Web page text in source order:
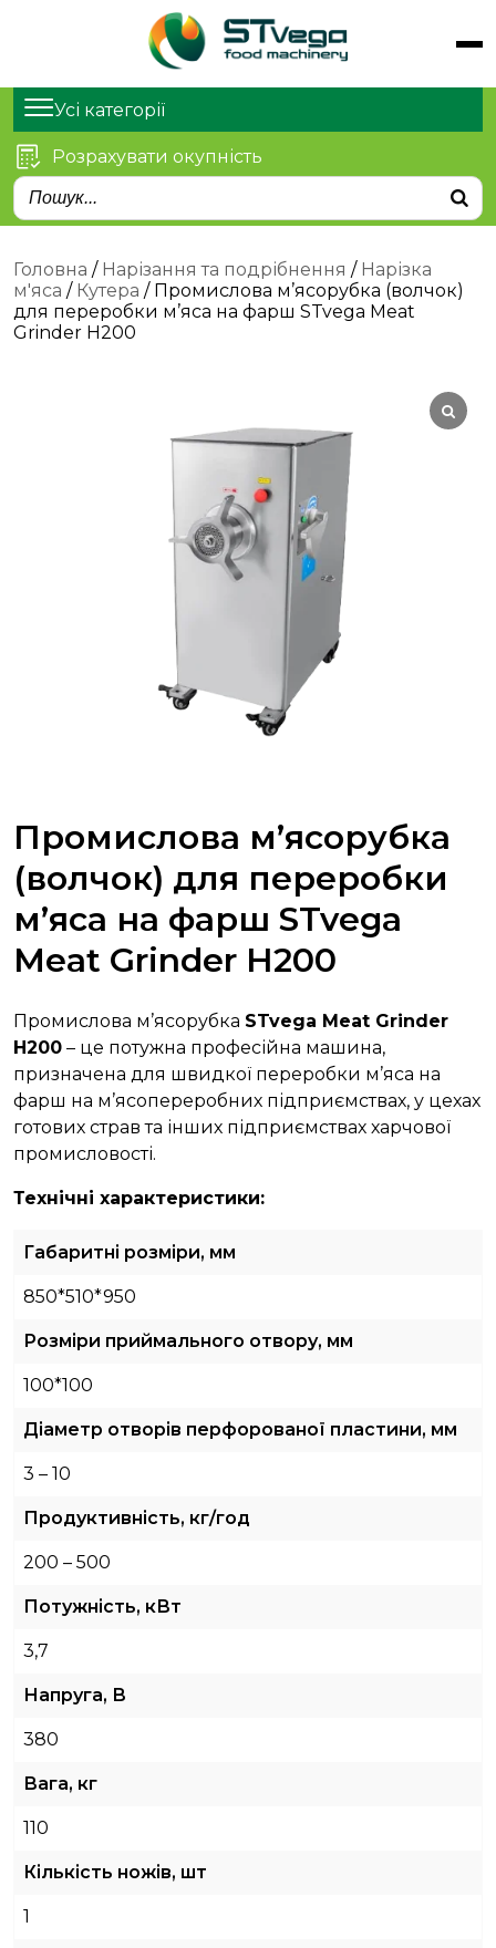
Обладнання
Продукти
Статті
Про нас
Контакти
м. Київ, просп. Степана
Бандери 21
sales@stvega.net
063 808 00 26
073 808 00 23
073 808 00 24
Усі категорії
Розрахувати окупність
Головна / Нарізання та подрібнення / Нарізка
м'яса / Кутера / Промислова м’ясорубка (волчок)
для переробки м’яса на фарш STvega Meat
Grinder H200
Промислова м’ясорубка
(волчок) для переробки
м’яса на фарш STvega
Meat Grinder H200
Промислова м’ясорубка STvega Meat Grinder
H200 – це потужна професійна машина,
призначена для швидкої переробки м’яса на
фарш на м’ясопереробних підприємствах, у цехах
готових страв та інших підприємствах харчової
промисловості.
Технічні характеристики:
Габаритні розміри, мм
850*510*950
Розміри приймального отвору, мм
100*100
Діаметр отворів перфорованої пластини, мм
3 – 10
Продуктивність, кг/год
200 – 500
Потужність, кВт
3,7
Напруга, В
380
Вага, кг
110
Кількість ножів, шт
1